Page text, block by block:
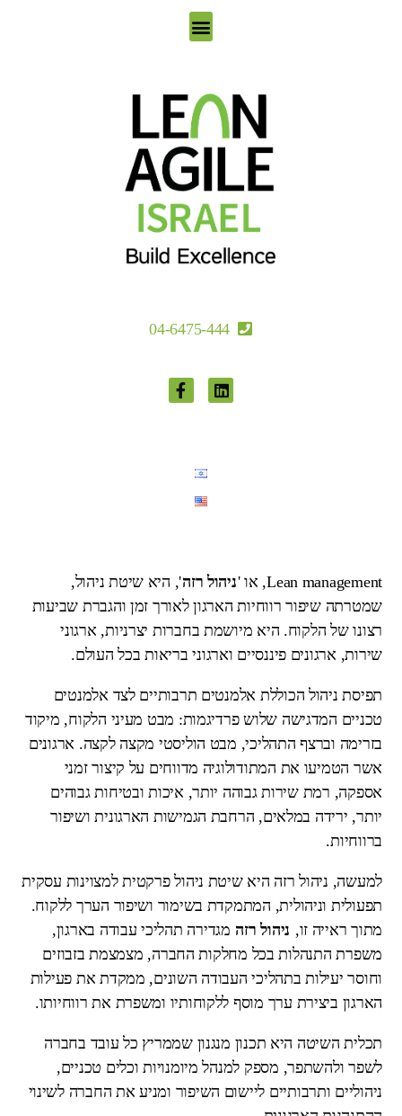
04-6475-444
Lean management, או ' ניהול רזה', היא שיטת ניהול,
שמטרתה שיפור רווחיות הארגון לאורך זמן והגברת שביעות
רצונו של הלקוח. היא מיושמת בחברות יצרניות, ארגוני
שירות, ארגונים פיננסיים וארגוני בריאות בכל העולם.
תפיסת ניהול הכוללת אלמנטים תרבותיים לצד אלמנטים
טכניים המדגישה שלוש פרדיגמות: מבט מעיני הלקוח, מיקוד
בזרימה וברצף התהליכי, מבט הוליסטי מקצה לקצה. ארגונים
אשר הטמיעו את המתודולוגיה מדווחים על קיצור זמני
אספקה, רמת שירות גבוהה יותר, איכות ובטיחות גבוהים
יותר, ירידה במלאים, הרחבת הגמישות הארגונית ושיפור
ברווחיות.
למעשה, ניהול רזה היא שיטת ניהול פרקטית למצוינות עסקית
תפעולית וניהולית, המתמקדת בשימור ושיפור הערך ללקוח.
מתוך ראייה זו, ניהול רזה מגדירה תהליכי עבודה בארגון,
משפרת התנהלות בכל מחלקות החברה, מצמצמת בזבוזים
וחוסר יעילות בתהליכי העבודה השונים, ממקדת את פעילות
הארגון ביצירת ערך מוסף ללקוחותיו ומשפרת את רווחיותו.
תכלית השיטה היא תכנון מנגנון שממריץ כל עובד בחברה
לשפר ולהשתפר, מספק למנהל מיומנויות וכלים טכניים,
ניהוליים ותרבותיים ליישום השיפור ומניע את החברה לשינוי